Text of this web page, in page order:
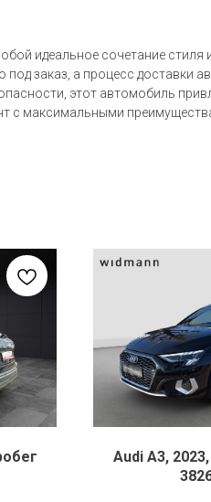
идеальное сочетание
заказ, а процесс доставки
этот автомобиль
с максимальными
Audi A3,